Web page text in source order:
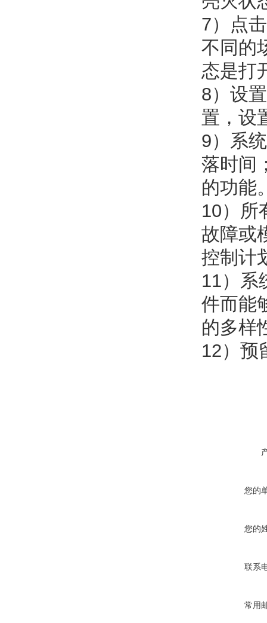
7）点
不同的
态是打
8）设
置，设
9）系
落时间
的功能
10）所
故障或
控制计
11）系
件而能
的多样
12）预
您的
您的
联系
常用